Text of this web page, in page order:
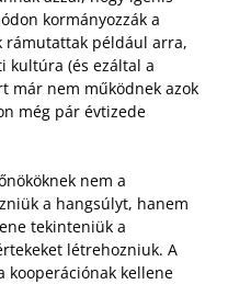
kormányozzák a
rámutattak például arra,
kultúra (és ezáltal a
már nem működnek azok
még pár évtizede
nem a
a hangsúlyt, hanem
tekinteniük a
létrehozniuk. A
kellene